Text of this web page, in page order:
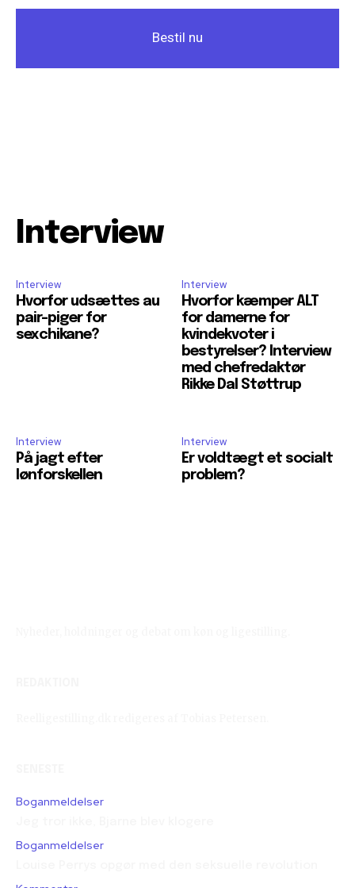
Bestil nu
Interview
Interview
Hvorfor udsættes au
pair-piger for
sexchikane?
Interview
Hvorfor kæmper ALT
for damerne for
kvindekvoter i
bestyrelser? Interview
med chefredaktør
Rikke Dal Støttrup
Interview
På jagt efter
lønforskellen
Interview
Er voldtægt et socialt
problem?
Boganmeldelser
Boganmeldelser